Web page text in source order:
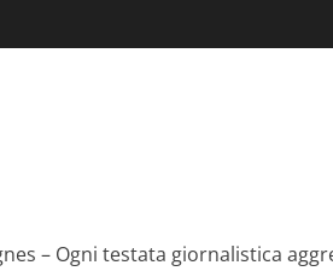
– Ogni testata giornalistica